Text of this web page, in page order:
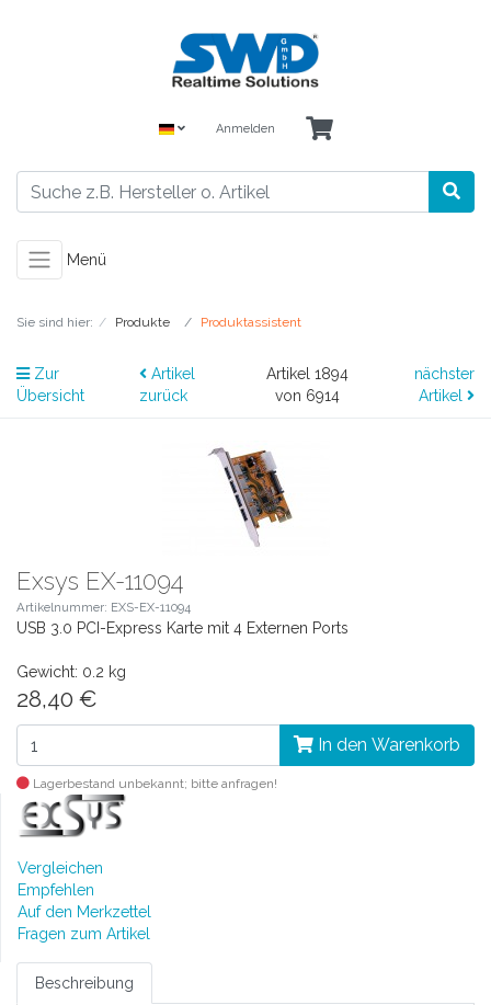
Anmelden
Menü
Sie sind hier: Produkte Produktassistent
Zur
Übersicht
Artikel
zurück
Artikel 1894
von 6914
nächster
Artikel
Exsys EX-11094
Artikelnummer: EXS-EX-11094
USB 3.0 PCI-Express Karte mit 4 Externen Ports
Gewicht: 0.2 kg
28,40 €
In den Warenkorb
Lagerbestand unbekannt; bitte anfragen!
Vergleichen
Empfehlen
Auf den Merkzettel
Fragen zum Artikel
Beschreibung